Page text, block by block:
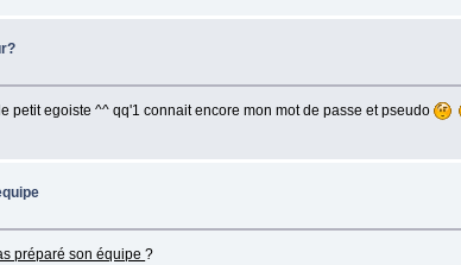
petit egoiste ^^ qq'1 connait encore mon mot de passe et pseudo
préparé son équipe?